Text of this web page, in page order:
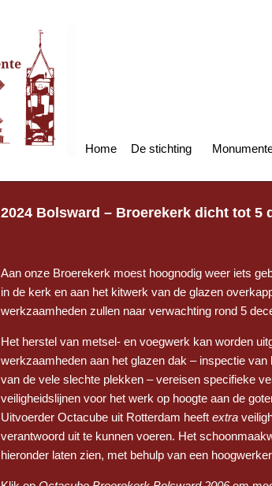
Home De stichting
2024 Bolsward – Broerekerk dicht tot 5
Aan onze Broerekerk moest hoognodig weer iets
in de kerk en aan het kitwerk van de glazen
werkzaamheden zullen naar verwachting rond 5
Het herstel van metsel- en voegwerk kan worden
werkzaamheden aan het glazen dak – inspectie
van de vele slechte plekken – vereisen specifieke
veiligheidslijnen voor het werk op hoogte aan de
Uitvoerder Octacube uit Rotterdam heeft extra
verantwoord uit te kunnen voeren. Het
hieronder laten zien, met behulp van een